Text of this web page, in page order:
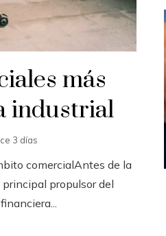
más
industrial
3 días
comercialAntes de la
propulsor del